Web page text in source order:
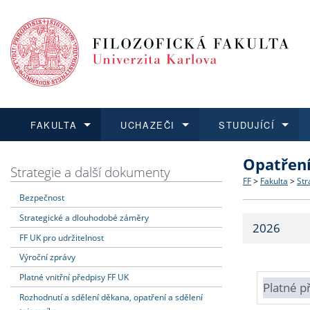
FAKULTA
Dozvědět se více
Struktura
Strategie
Fakultní
UCHAZEČI
Podat přihlášku
Co
Učitelské
STUDUJÍCÍ
Dozvědět se více
Dozvědět se více
O vědě a
Dozvědět se více
Aktuální
Strategie a další dokumenty
Bezpečnost
Strategické a dlouhodobé záměry
FF UK pro udržitelnost
Výroční zprávy
Platné vnitřní předpisy FF UK
Rozhodnutí a sdělení děkana, opatření a sdělení
FF > Fakulta >
2026
Platné